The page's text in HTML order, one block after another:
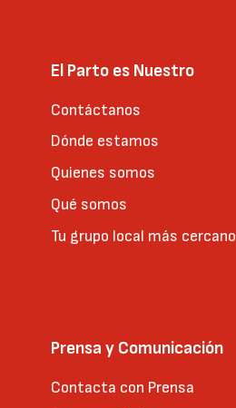
El Parto es Nuestro
Contáctanos
Dónde estamos
Quienes somos
Qué somos
Tu grupo local más cercano
Prensa y Comunicación
Contacta con Prensa